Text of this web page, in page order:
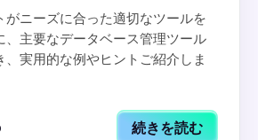
がニーズに合った適切なツールを
、主要なデータベース管理ツール
、実用的な例やヒントご紹介しま
続きを読む